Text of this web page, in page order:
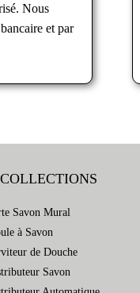
Nous
et par
Savon Mural
à Savon
de Douche
Savon